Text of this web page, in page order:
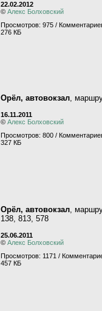
22.02.2012
© Алекс Болховский
Просмотров: 975 /
276 КБ
Орёл, автовокзал,
16.11.2011
© Алекс Болховский
Просмотров: 800 /
327 КБ
Орёл, автовокзал,
138, 813, 578
25.06.2011
© Алекс Болховский
Просмотров: 1171 /
457 КБ